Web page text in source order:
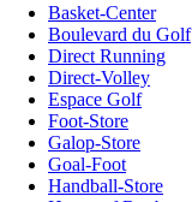
Basket-Center
Boulevard du Golf
Direct Running
Direct-Volley
Espace Golf
Foot-Store
Galop-Store
Goal-Foot
Handball-Store